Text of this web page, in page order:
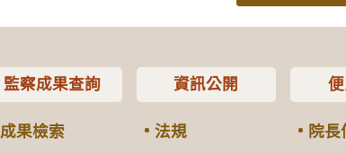
監察成果查詢
成果檢索
資訊公開
法規
院長